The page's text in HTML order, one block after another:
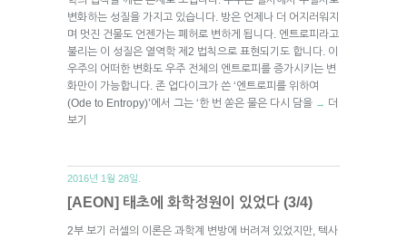
변화하는 성질을 가지고 있습니다. 방은 언제나 더 어지러워지
며 멋진 건물도 언젠가는 폐허로 변하게 됩니다. 엔트로피라고
불리는 이 성질은 열역학 제2 법칙으로 표현되기도 합니다. 이
우주의 어떠한 변화도 우주 전체의 엔트로피를 증가시키는 변
화만이 가능합니다. 존 업다이크가 쓴 ‘엔트로피를 위하여
(Ode to Entropy)’에서 그는 ‘한 번 쏟은 물은 다시 담을 → 더
보기
2016년 1월 28일.
[AEON] 태초에 화학정원이 있었다 (3/4)
2부 보기 러셀의 이론은 과학계 변방에 버려져 있었지만, 텍사